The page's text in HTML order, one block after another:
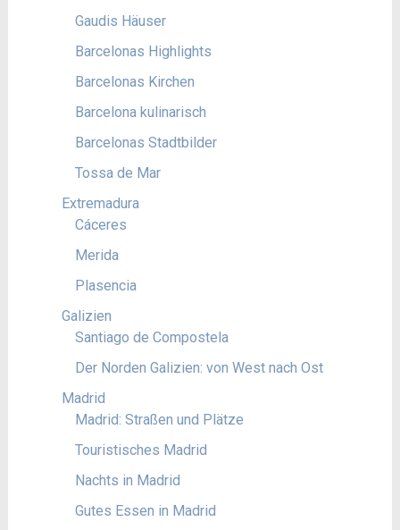
Gaudis Häuser
Barcelonas Highlights
Barcelonas Kirchen
Barcelona kulinarisch
Barcelonas Stadtbilder
Tossa de Mar
Extremadura
Cáceres
Merida
Plasencia
Galizien
Santiago de Compostela
Der Norden Galizien: von West nach Ost
Madrid
Madrid: Straßen und Plätze
Touristisches Madrid
Nachts in Madrid
Gutes Essen in Madrid